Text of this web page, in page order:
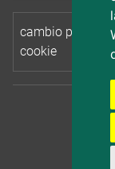
cambio
cookie